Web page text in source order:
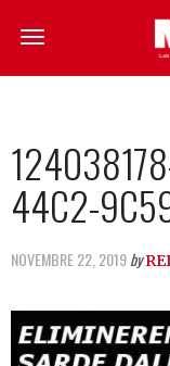
44C2-
NOVEMBRE 22, 2019by